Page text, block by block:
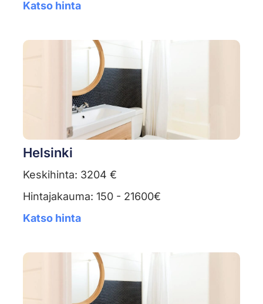
Katso hinta
Helsinki
Keskihinta: 3204 €
Hintajakauma: 150 - 21600€
Katso hinta